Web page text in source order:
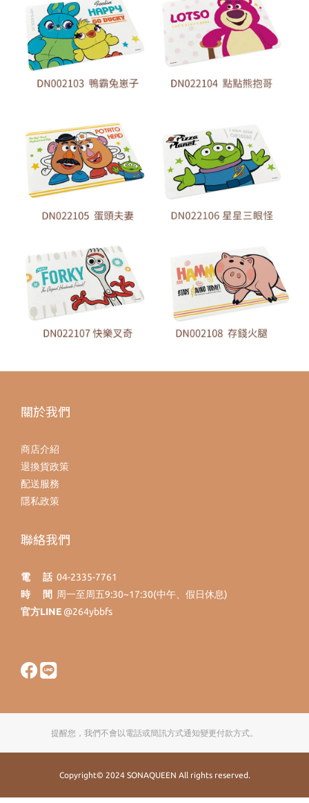
關於我們
商店介紹
退換貨政策
配送服務
隱私政策
聯絡我們
電 話 04-2335-7761
時 間 周一至周五9:30~17:30(中午、假日休息)
官方LINE @264ybbfs
提醒您，我們不會以電話或簡訊方式通知變更付款方式。
Copyright© 2024 SONAQUEEN All rights reserved.